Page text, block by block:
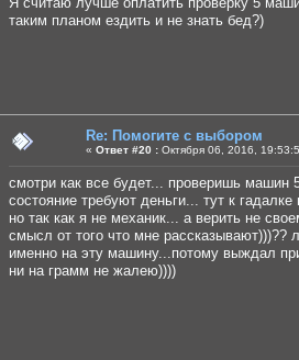
таким планом ездить и не знать бед?)
Re: Помогите с выбором
« Ответ #20 : Октября 06, 2016,
смотри как все будет... проверишь машин
состояние требуют деньги... тут к
но так как я не механик... а верить не
смысл от того что мне
именно на эту машину...потому выждал
ни на грамм не жалею))))